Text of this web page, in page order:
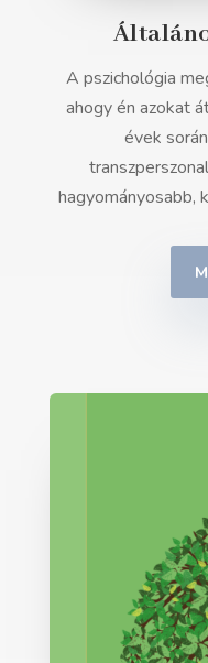
A pszichológia
ahogy én azokat
évek
hagyományosabb,